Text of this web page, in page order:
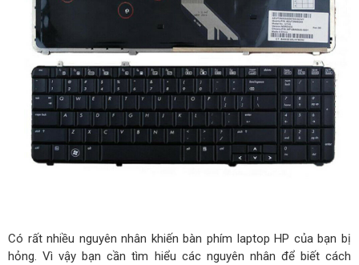
Có rất nhiều nguyên nhân khiến bàn phím laptop HP của bạn bị
hỏng. Vì vậy bạn cần tìm hiểu các nguyên nhân để biết cách